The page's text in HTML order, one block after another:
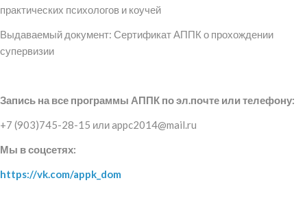
практических психологов и коучей
Выдаваемый документ: Сертификат АППК о прохождении
супервизии
Запись на все программы АППК по эл.почте или телефону:
+7 (903)745-28-15 или appc2014@mail.ru
Мы в соцсетях:
https://vk.com/appk_dom